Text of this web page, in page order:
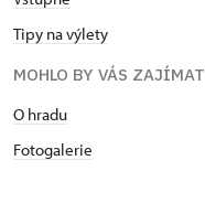
Tipy na výlety
MOHLO BY VÁS ZAJÍMAT
O hradu
Fotogalerie